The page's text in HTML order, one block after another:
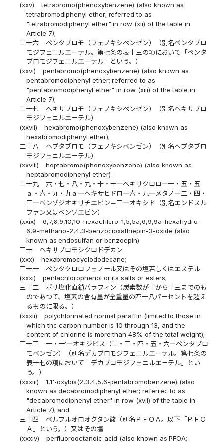
(xxv)
tetrabromo(phenoxybenzene) (also known as
tetrabromodiphenyl ether; referred to as
"tetrabromodiphenyl ether" in row (xii) of the table in
Article 7);
二十六
ペンタブロモ（フェノキシベンゼン）（別名ペンタブロ
モジフェニルエーテル。第七条の表十三の項において「ペンタ
ブロモジフェニルエーテル」という。）
(xxvi)
pentabromo(phenoxybenzene) (also known as
pentabromodiphenyl ether; referred to as
"pentabromodiphenyl ether" in row (xiii) of the table in
Article 7);
二十七
ヘキサブロモ（フェノキシベンゼン）（別名ヘキサブロ
モジフェニルエーテル）
(xxvii)
hexabromo(phenoxybenzene) (also known as
hexabromodiphenyl ether);
二十八
ヘプタブロモ（フェノキシベンゼン）（別名ヘプタブロ
モジフェニルエーテル）
(xxviii)
heptabromo(phenoxybenzene) (also known as
heptabromodiphenyl ether);
二十九
六・七・八・九・十・十―ヘキサクロロ―一・五・五
ａ・六・九・九ａ―ヘキサヒドロ―六・九―メタノ―二・四・
三―ベンゾジオキサチエピン＝三―オキシド（別名エンドスル
ファン又はベンゾエピン）
(xxix)
6,7,8,9,10,10-hexachloro-1,5,5a,6,9,9a-hexahydro-
6,9-methano-2,4,3-benzodioxathiepin-3-oxide (also
known as endosulfan or benzoepin)
三十
ヘキサブロモシクロドデカン
(xxx)
hexabromocyclododecane;
三十一
ペンタクロロフェノール又はその塩若しくはエステル
(xxxi)
pentachlorophenol or its salts or esters;
三十二
ポリ塩化直鎖パラフィン（炭素数が十から十三までのも
のであつて、塩素の含有量が全重量の四十八パーセントを超え
るものに限る。）
(xxxii)
polychlorinated normal paraffin (limited to those in
which the carbon number is 10 through 13, and the
content of chlorine is more than 48% of the total weight);
三十三
一・一′―オキシビス（二・三・四・五・六―ペンタブロ
モベンゼン）（別名デカブロモジフェニルエーテル。第七条の
表十七の項において「デカブロモジフェニルエーテル」とい
う。）
(xxxiii)
1,1'-oxybis(2,3,4,5,6-pentabromobenzene) (also
known as decabromodiphenyl ether; referred to as
"decabromodiphenyl ether" in row (xvii) of the table in
Article 7); and
三十四
ペルフルオロオクタン酸（別名ＰＦＯＡ。以下「ＰＦＯ
Ａ」という。）又はその塩
(xxxiv)
perfluorooctanoic acid (also known as PFOA;